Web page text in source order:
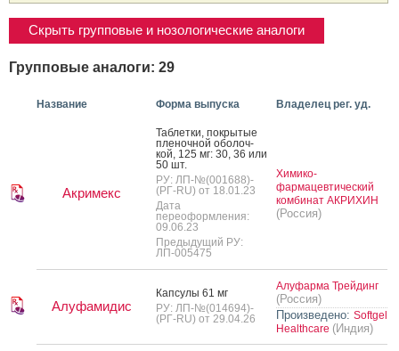
Скрыть групповые и нозологические аналоги
Групповые аналоги: 29
Название Форма выпуска Владелец рег. уд.
Акримекс
Таб­летки, пок­ры­тые
пле­ноч­ной обо­лоч­
кой, 125 мг: 30, 36 или
50 шт.
РУ: ЛП-№(001688)-
(РГ-RU) от 18.01.23
Дата
переоформления:
09.06.23
Предыдущий РУ:
ЛП-005475
Химико-
фармацевтический
комбинат АКРИХИН
(Россия)
Алуфамидис
Кап­су­лы 61 мг
РУ: ЛП-№(014694)-
(РГ-RU) от 29.04.26
Алуфарма Трейдинг
(Россия)
Произведено: Softgel
Healthcare (Индия)